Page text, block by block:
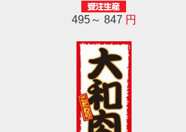
495～ 847 円